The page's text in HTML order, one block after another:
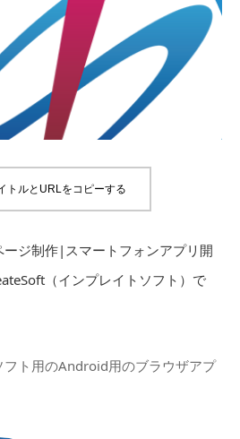
トルとURLをコピーする
ジ制作|スマートフォンアプリ開
（インプレイトソフト）で
フト用のAndroid用のブラウザアプ